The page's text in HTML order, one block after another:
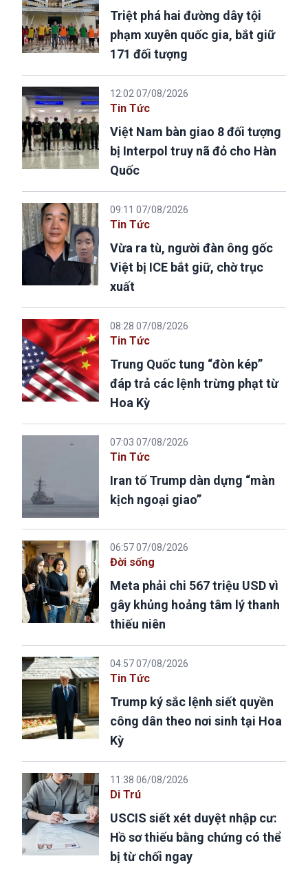
Triệt phá hai đường dây tội
phạm xuyên quốc gia, bắt giữ
171 đối tượng
12:02 07/08/2026
Tin Tức
Việt Nam bàn giao 8 đối tượng
bị Interpol truy nã đỏ cho Hàn
Quốc
09:11 07/08/2026
Tin Tức
Vừa ra tù, người đàn ông gốc
Việt bị ICE bắt giữ, chờ trục
xuất
08:28 07/08/2026
Tin Tức
Trung Quốc tung “đòn kép”
đáp trả các lệnh trừng phạt từ
Hoa Kỳ
07:03 07/08/2026
Tin Tức
Iran tố Trump dàn dựng “màn
kịch ngoại giao”
06:57 07/08/2026
Đời sống
Meta phải chi 567 triệu USD vì
gây khủng hoảng tâm lý thanh
thiếu niên
04:57 07/08/2026
Tin Tức
Trump ký sắc lệnh siết quyền
công dân theo nơi sinh tại Hoa
Kỳ
11:38 06/08/2026
Di Trú
USCIS siết xét duyệt nhập cư:
Hồ sơ thiếu bằng chứng có thể
bị từ chối ngay